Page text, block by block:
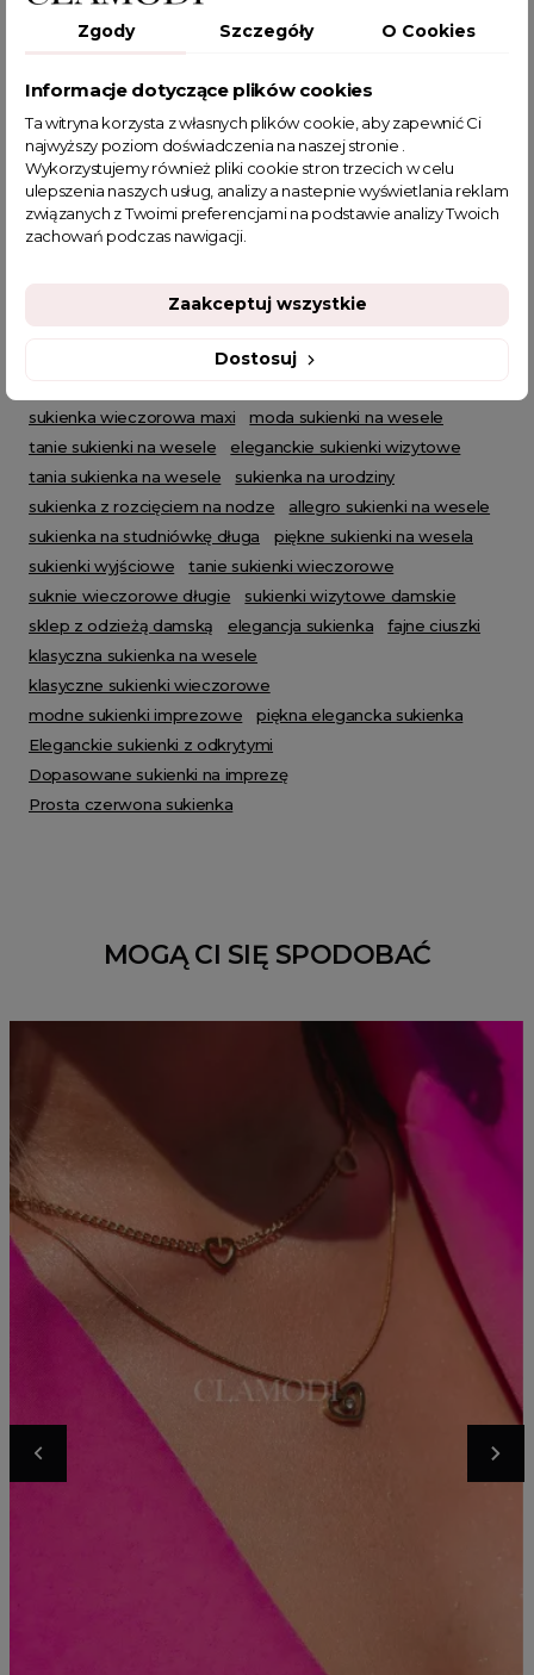
sukienka damska
długa suknia
suknia wieczorowa
moda damska
suknia na sylwestra
elegancka suknia
prosta sukienka na wesele
sukienka czerwona
sukeinka maxi
czerwona sukienka na wesele
eleganckie sukienki wieczorowe
długa sukienka z rozcięciem
zwiewna sukienka na wesele
suknia balowa
sukienka karnawał
sukienka wieczorowa maxi
moda sukienki na wesele
tanie sukienki na wesele
eleganckie sukienki wizytowe
tania sukienka na wesele
sukienka na urodziny
sukienka z rozcięciem na nodze
allegro sukienki na wesele
sukienka na studniówkę długa
piękne sukienki na wesela
sukienki wyjściowe
tanie sukienki wieczorowe
suknie wieczorowe długie
sukienki wizytowe damskie
sklep z odzieżą damską
elegancja sukienka
fajne ciuszki
klasyczna sukienka na wesele
klasyczne sukienki wieczorowe
modne sukienki imprezowe
piękna elegancka sukienka
Eleganckie sukienki z odkrytymi
Dopasowane sukienki na imprezę
Prosta czerwona sukienka
MOGĄ CI SIĘ SPODOBAĆ
Zgody Szczegóły O Cookies
Informacje dotyczące plików cookies
Ta witryna korzysta z własnych plików cookie, aby zapewnić Ci
najwyższy poziom doświadczenia na naszej stronie .
Wykorzystujemy również pliki cookie stron trzecich w celu
ulepszenia naszych usług, analizy a nastepnie wyświetlania reklam
związanych z Twoimi preferencjami na podstawie analizy Twoich
zachowań podczas nawigacji.
Dostosuj
Zaakceptuj wszystkie